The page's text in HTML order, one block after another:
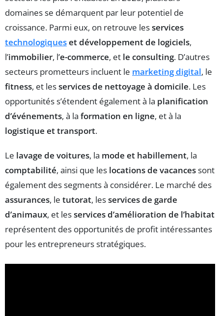
domaines se démarquent par leur potentiel de
croissance. Parmi eux, on retrouve lesservices
technologiqueset développement de logiciels,
l’immobilier, l’e-commerce, et le consulting. D’autres
secteurs prometteurs incluent le marketing digital, le
fitness, et lesservices de nettoyage à domicile. Les
opportunités s’étendent également à la planification
d’événements, à la formation en ligne, et à la
logistique et transport.
Le lavage de voitures, la mode et habillement, la
comptabilité, ainsi que les locations de vacancessont
également des segments à considérer. Le marché des
assurances, le tutorat, lesservices de garde
d’animaux, et lesservices d’amélioration de l’habitat
représentent des opportunités de profit intéressantes
pour les entrepreneurs stratégiques.